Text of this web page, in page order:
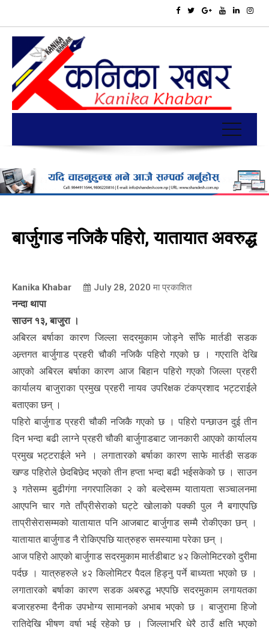
बार्जुगाड नजिकै पहिरो, यातायात अवरुद्ध
Kanika Khabar July 28, 2020 मा प्रकाशित
नन्दा थापा
साउन १३, बाजुरा ।
अबिरल बर्षाका कारण जिल्ला सदरमुकाम जोड्ने साँफे मार्तडी सडक
अन्र्तगत बार्जुगाड प्रहरी चौकी नजिकै पहिरो गएको छ । गएराति देखि
आएको अबिरल बर्षाका कारण आज बिहान पहिरो गएको जिल्ला प्रहरी
कार्यालय बाजुराका प्रमुख प्रहरी नायव उपरिक्षक टंकप्रशाद भट्टराईले
बताएका छन् ।
पहिरो बार्जुगाड प्रहरी चौकी नजिकै गएको छ । पहिरो पन्छाउन दुई तीन
दिन भन्दा बढी लाग्ने प्रहरी चौकी बार्जुगाडबाट जानकारी आएको कार्यालय
प्रमुख भट्टराईले भने । लगातारको बर्षाका कारण साफे मार्तडी सडक
खण्ड पहिरोले छेदबिछेद भएको तीन हप्ता भन्दा बढी भईसकेको छ । साउन
३ गतेसम्म बुढीगंगा नगरपालिका २ को बल्देसम्म यातायता सञ्चालनमा
आएपनि चार गते ताँप्रीसेराको घट्टे खोलाको पक्की पुल नै बगाएपछि
ताप्रीसेरासम्मको यातायात पनि आजबाट बार्जुगाड सम्मै रोकीएका छन् ।
यातायात बार्जुगाड नै रोकिएपछि यात्रुहरु समस्यामा परेका छन् ।
आज पहिरो आएको बार्जुगाड सदरमुकाम मार्तडीबाट ४२ किलोमिटरको दुरीमा
पर्दछ । यात्रुहरुले ४२ किलोमिटर पैदल हिड्नु पर्ने बाध्यता भएको छ ।
लगातारको बर्षाका कारण सडक अबरुद्ध भएपछि सदरमुकाम लगायतका
बजारहरुमा दैनीक उपभोग्य सामानको अभाब भएको छ । बाजुरामा हिजो
रातिदेखि भीषण वर्षा भई रहेको छ । जिल्लाभरि धेरै ठाउँ क्षति भएको